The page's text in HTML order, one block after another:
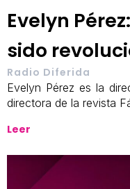
Evelyn
sido
Radio Diferida
Evelyn Pérez es la
directora de la revista
Leer